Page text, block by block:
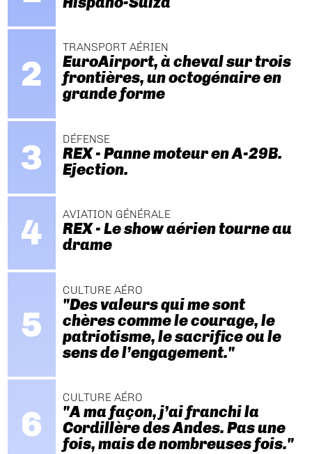
TRANSPORT AÉRIEN
EuroAirport, à cheval sur trois
frontières, un octogénaire en
grande forme
DÉFENSE
REX - Panne moteur en A-29B.
Ejection.
AVIATION GÉNÉRALE
REX - Le show aérien tourne au
drame
CULTURE AÉRO
"Des valeurs qui me sont
chères comme le courage, le
patriotisme, le sacrifice ou le
sens de l’engagement."
CULTURE AÉRO
"A ma façon, j’ai franchi la
Cordillère des Andes. Pas une
fois, mais de nombreuses fois."